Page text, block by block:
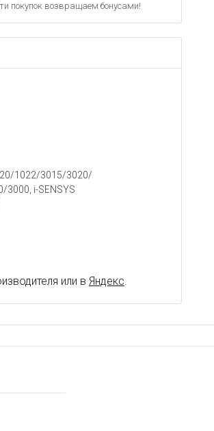
покупок возвращаем бонусами!
1022/3015/3020/
i-SENSYS
или в Яндекс.